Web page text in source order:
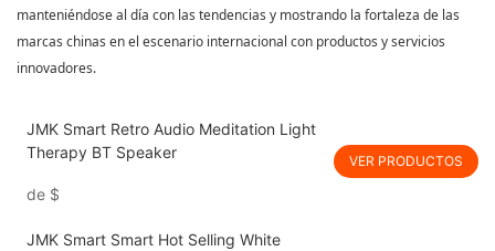
manteniéndose al día con las tendencias y mostrando la fortaleza de las
marcas chinas en el escenario internacional con productos y servicios
innovadores.
JMK Smart Retro Audio Meditation Light
Therapy BT Speaker
de $
VER PRODUCTOS
JMK Smart Smart Hot Selling White